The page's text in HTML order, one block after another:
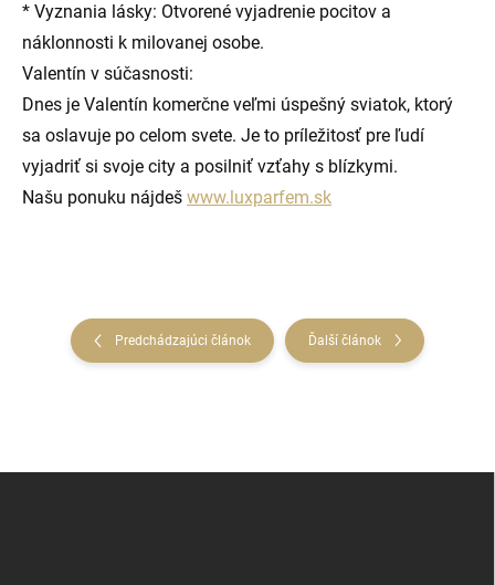
* Vyznania lásky: Otvorené vyjadrenie pocitov a
náklonnosti k milovanej osobe.
Valentín v súčasnosti:
Dnes je Valentín komerčne veľmi úspešný sviatok, ktorý
sa oslavuje po celom svete. Je to príležitosť pre ľudí
vyjadriť si svoje city a posilniť vzťahy s blízkymi.
Našu ponuku nájdeš www.luxparfem.sk
Predchádzajúci článok Ďalší článok